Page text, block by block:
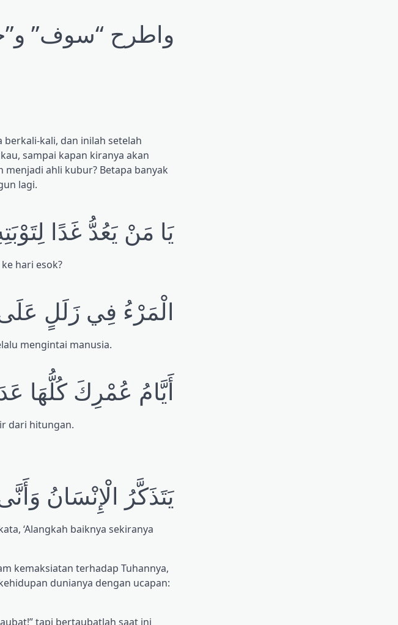
واطرح “سوف”
berkali-kali, dan inilah setelah
sampai kapan kiranya akan
menjadi ahli kubur? Betapa banyak
lagi.
يَا مَنْ يَعُدُّ غَدًا
hari esok?
الْمَرْءُ فِي زَلَلٍ
mengintai manusia.
أَيَّامُ عُمْرِكَ كُلُّهَا
dari hitungan.
يَتَذَكَّرُ الْإِنْسَانُ
‘Alangkah baiknya sekiranya
kemaksiatan terhadap Tuhannya,
dunianya dengan ucapan:
tapi bertaubatlah saat ini